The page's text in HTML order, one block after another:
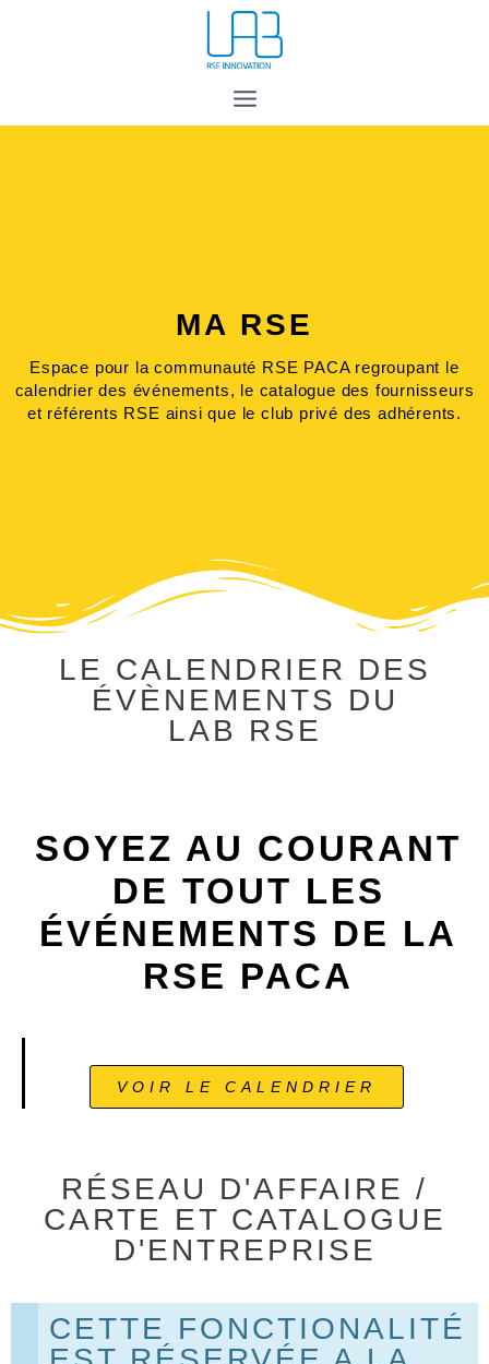
MA RSE
Espace pour la communauté RSE PACA regroupant le
calendrier des événements, le catalogue des fournisseurs
et référents RSE ainsi que le club privé des adhérents.
LE CALENDRIER DES
ÉVÈNEMENTS DU
LAB RSE
SOYEZ AU COURANT
DE TOUT LES
ÉVÉNEMENTS DE LA
RSE PACA
VOIR LE CALENDRIER
RÉSEAU D'AFFAIRE /
CARTE ET CATALOGUE
D'ENTREPRISE
CETTE FONCTIONALITÉ